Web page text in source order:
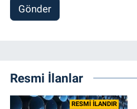
Gönder
Resmi İlanlar
RESMİ İLANDIR